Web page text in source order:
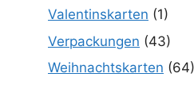
Valentinskarten (1)
Verpackungen (43)
Weihnachtskarten (64)